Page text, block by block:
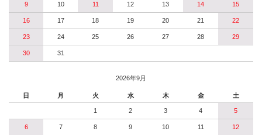
9 10 11 12 13 14 15
16 17 18 19 20 21 22
23 24 25 26 27 28 29
30 31
2026年9月
日 月 火 水 木 金 土
1 2 3 4 5
6 7 8 9 10 11 12